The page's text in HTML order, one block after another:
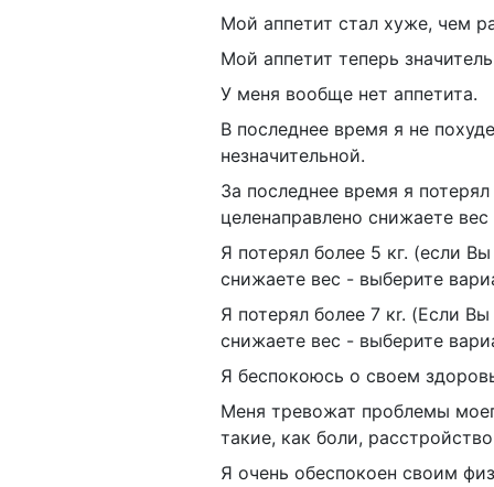
Мой аппетит стал хуже, чем
Мой аппетит теперь
У меня вообще нет аппетита.
В последнее время я не
незначительной.
За последнее время я
целенаправлено снижаете
Я потерял более 5 кг. (если
снижаете вес - выберите
Я потерял более 7 кr. (Если
снижаете вес - выберите
Я беспокоюсь о своем
Меня тревожат проблемы
такие, как боли,
Я очень обеспокоен своим